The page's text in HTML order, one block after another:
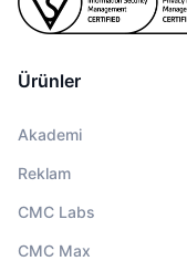
Ürünler
Akademi
Reklam
CMC Labs
CMC Max